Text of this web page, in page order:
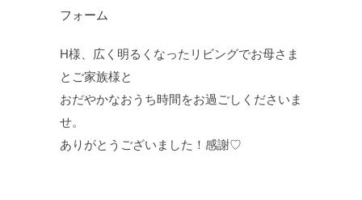
H様、広く明るくなったリビングでお母さま
とご家族様と
おだやかなおうち時間をお過ごしくださいま
せ。
ありがとうございました！感謝♡